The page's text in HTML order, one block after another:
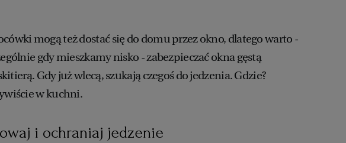
mogą też dostać się do domu przez okno, dlatego warto -
gdy mieszkamy nisko - zabezpieczać okna gęstą
Gdy już wlecą, szukają czegoś do jedzenia. Gdzie?
w kuchni.
i ochraniaj jedzenie